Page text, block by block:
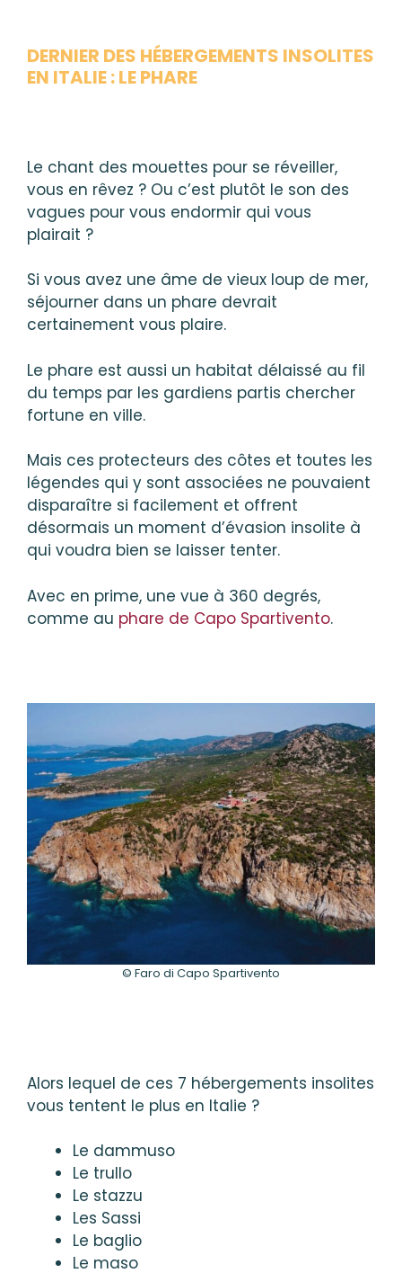
DERNIER DES HÉBERGEMENTS INSOLITES
EN ITALIE : LE PHARE
Le chant des mouettes pour se réveiller,
vous en rêvez ? Ou c’est plutôt le son des
vagues pour vous endormir qui vous
plairait ?
Si vous avez une âme de vieux loup de mer,
séjourner dans un phare devrait
certainement vous plaire.
Le phare est aussi un habitat délaissé au fil
du temps par les gardiens partis chercher
fortune en ville.
Mais ces protecteurs des côtes et toutes les
légendes qui y sont associées ne pouvaient
disparaître si facilement et offrent
désormais un moment d’évasion insolite à
qui voudra bien se laisser tenter.
Avec en prime, une vue à 360 degrés,
comme au phare de Capo Spartivento.
© Faro di Capo Spartivento
Alors lequel de ces 7 hébergements insolites
vous tentent le plus en Italie ?
Le dammuso
Le trullo
Le stazzu
Les Sassi
Le baglio
Le maso